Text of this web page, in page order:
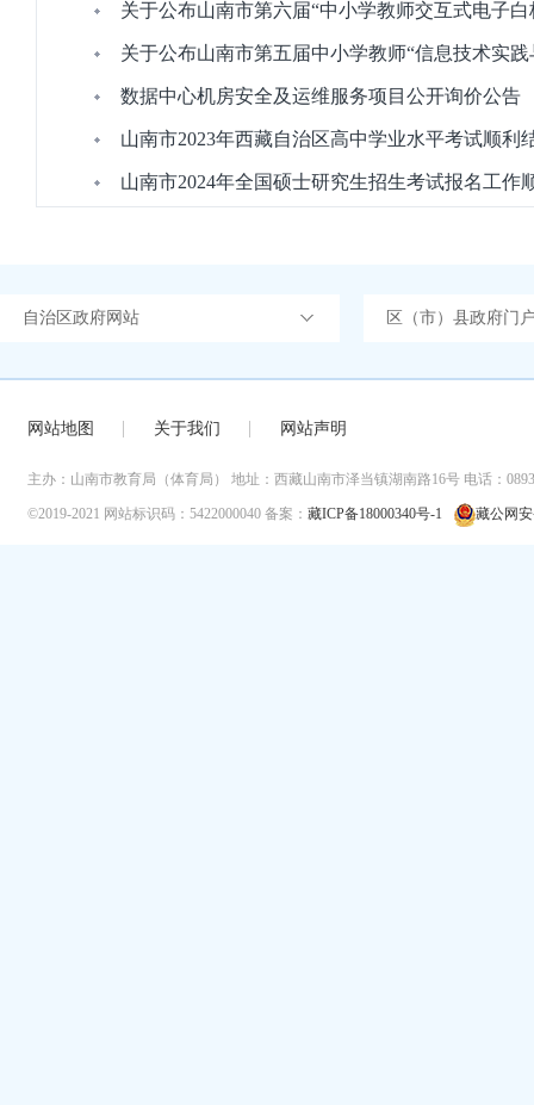
关于公布山南市第六届“中小学教师交互式电子
关于公布山南市第五届中小学教师“信息技术实
数据中心机房安全及运维服务项目公开询价公告
山南市2023年西藏自治区高中学业水平考试顺利
山南市2024年全国硕士研究生招生考试报名工作
自治区政府网站 区（市）县政府门
网站地图 关于我们 网站声明
主办：山南市教育局（体育局） 地址：西藏山南市泽当镇湖南路16号 电话：
©2019-2021 网站标识码：5422000040 备案： 藏ICP备18000340号-1 藏公网安